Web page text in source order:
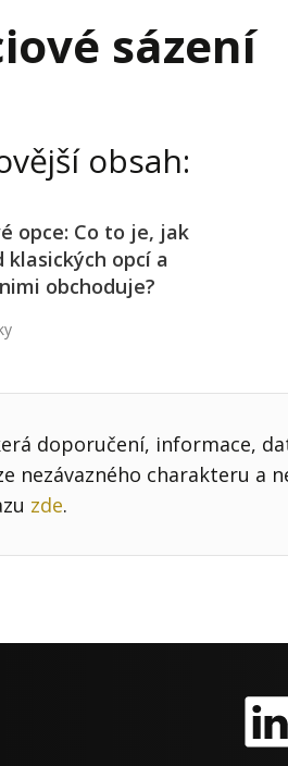
firmy
sázení
obsah:
opce: Co to je, jak
klasických opcí a
obchoduje?
doporučení, informace,
nezávazného charakteru a
zde.